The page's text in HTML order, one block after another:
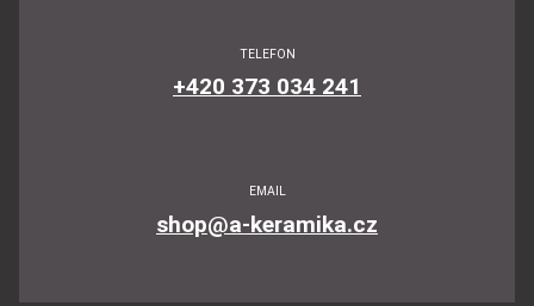
TELEFON
+420 373 034 241
EMAIL
shop@a-keramika.cz